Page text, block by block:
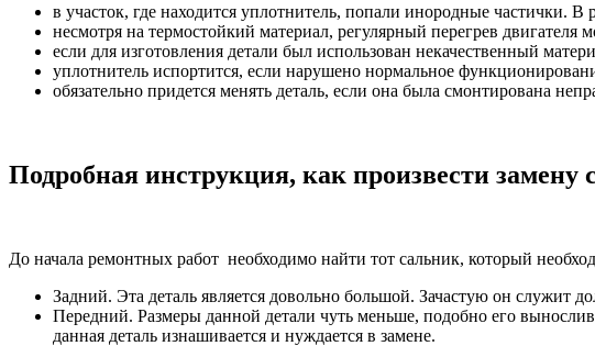
в участок, где находится уплотнитель, попали инородные частички. В
несмотря на термостойкий материал, регулярный перегрев двигателя
если для изготовления детали был использован некачественный
уплотнитель испортится, если нарушено нормальное
обязательно придется менять деталь, если она была смонтирована
Подробная инструкция, как произвести замену
До начала ремонтных работ необходимо найти тот сальник, который
Задний. Эта деталь является довольно большой. Зачастую он служит
Передний. Размеры данной детали чуть меньше, подобно его
данная деталь изнашивается и нуждается в замене.